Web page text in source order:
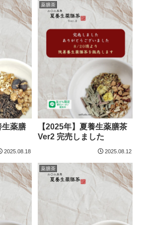
生薬膳
2025.08.18
薬膳茶
【2025年】夏養生薬膳茶
Ver2 完売しました
2025.08.12
薬膳茶